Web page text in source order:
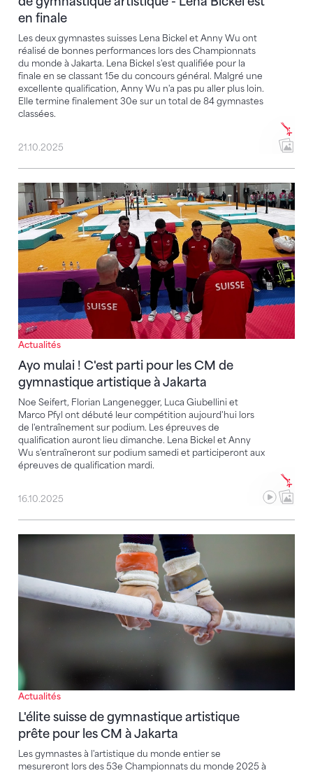
en finale
Les deux gymnastes suisses Lena Bickel et Anny Wu ont
réalisé de bonnes performances lors des Championnats
du monde à Jakarta. Lena Bickel s'est qualifiée pour la
finale en se classant 15e du concours général. Malgré une
excellente qualification, Anny Wu n'a pas pu aller plus loin.
Elle termine finalement 30e sur un total de 84 gymnastes
classées.
21.10.2025
Actualités
Ayo mulai ! C'est parti pour les CM de
gymnastique artistique à Jakarta
Noe Seifert, Florian Langenegger, Luca Giubellini et
Marco Pfyl ont débuté leur compétition aujourd'hui lors
de l'entraînement sur podium. Les épreuves de
qualification auront lieu dimanche. Lena Bickel et Anny
Wu s'entraîneront sur podium samedi et participeront aux
épreuves de qualification mardi.
Ayo mulai ! C'est parti pour les CM de gymnastique
16.10.2025
Actualités
L'élite suisse de gymnastique artistique
prête pour les CM à Jakarta
Les gymnastes à l'artistique du monde entier se
mesureront lors des 53e Championnats du monde 2025 à
L'élite suisse de gymnastique artistique prête pour